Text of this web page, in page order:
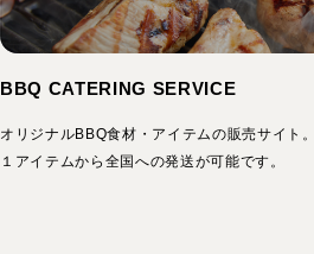
BBQ CATERING SERVICE
オリジナルBBQ食材・アイテムの販売サイト。
１アイテムから全国への発送が可能です。